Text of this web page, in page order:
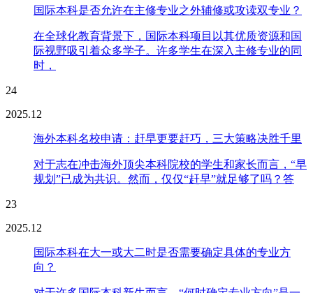
国际本科是否允许在主修专业之外辅修或攻读双专业？
在全球化教育背景下，国际本科项目以其优质资源和国
际视野吸引着众多学子。许多学生在深入主修专业的同
时，
24
2025.12
海外本科名校申请：赶早更要赶巧，三大策略决胜千里
对于志在冲击海外顶尖本科院校的学生和家长而言，“早
规划”已成为共识。然而，仅仅“赶早”就足够了吗？答
23
2025.12
国际本科在大一或大二时是否需要确定具体的专业方
向？